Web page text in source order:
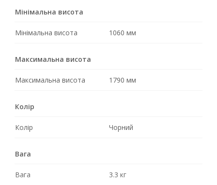
Мінімальна висота
Мінімальна висота 1060 мм
Максимальна висота
Максимальна висота 1790 мм
Колір
Колір Чорний
Вага
Вага 3.3 кг